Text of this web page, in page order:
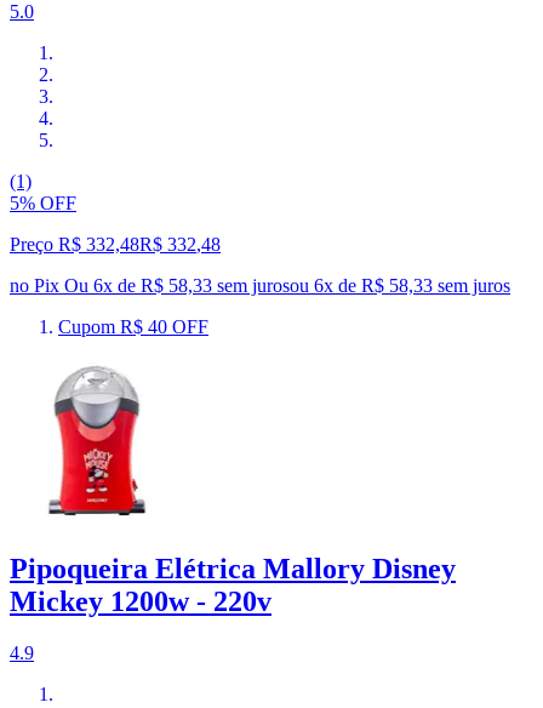
5.0
(1)
5% OFF
Preço R$ 332,48R$ 332,48
no Pix Ou 6x de R$ 58,33 sem jurosou 6x de R$ 58,33 sem juros
Cupom R$ 40 OFF
Pipoqueira Elétrica Mallory Disney
Mickey 1200w - 220v
4.9